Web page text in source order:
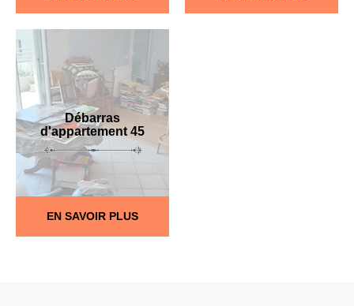
Débarras
d'appartement 45
EN SAVOIR PLUS